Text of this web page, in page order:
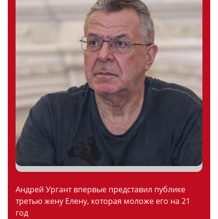
Андрей Ургант впервые представил публике
третью жену Елену, которая моложе его на 21
год